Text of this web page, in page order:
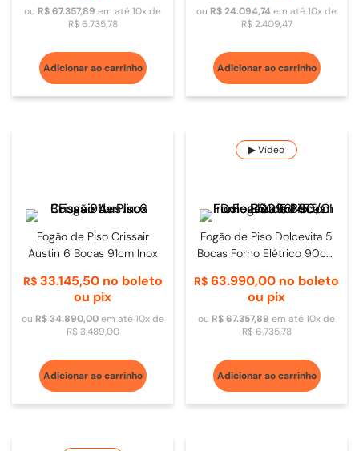
ou R$67.357,89 em até10x de
R$ 6.735,78
Adicionar ao carrinho
ou R$24.094,74em até10x de
R$ 2.409,47
Adicionar ao carrinho
Fogão de Piso Crissair
Austin 6 Bocas 91cm Inox
R$ 33.145,50no boleto
ou pix
ou R$ 34.890,00em até10x de
R$ 3.489,00
Adicionar ao carrinho
▶ Vídeo
Fogão de Piso Dolcevita 5
Bocas Forno Elétrico 90cm
R$ 63.990,00 no boleto
ou pix
ou R$67.357,89 em até10x de
R$ 6.735,78
Adicionar ao carrinho